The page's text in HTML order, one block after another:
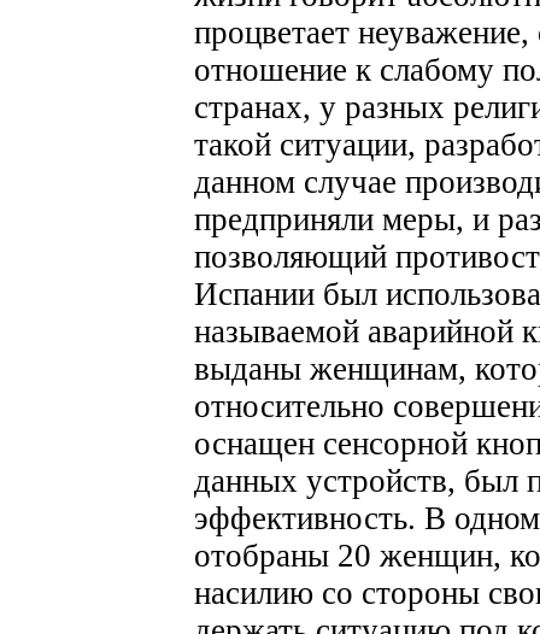
процветает
отношение к слабому
странах, у разных
такой ситуации,
данном случае
предприняли меры, и
позволяющий
Испании был
называемой аварийной
выданы женщинам,
относительно
оснащен сенсорной
данных устройств, был
эффективность. В
отобраны 20 женщин,
насилию со стороны